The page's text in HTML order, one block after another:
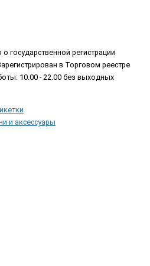
государственной регистрации
в Торговом реестре
10.00 - 22.00 без выходных
и аксессуары